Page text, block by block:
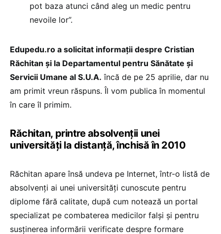
pot baza atunci când aleg un medic pentru
nevoile lor”.
Edupedu.ro a solicitat informații despre Cristian
Răchitan și la Departamentul pentru Sănătate și
Servicii Umane al S.U.A. încă de pe 25 aprilie, dar nu
am primit vreun răspuns. Îl vom publica în momentul
în care îl primim.
Răchitan, printre absolvenții unei
universități la distanță, închisă în 2010
Răchitan apare însă undeva pe Internet, într-o listă de
absolvenți ai unei universități cunoscute pentru
diplome fără calitate, după cum notează un portal
specializat pe combaterea medicilor falși și pentru
susținerea informării verificate despre formare